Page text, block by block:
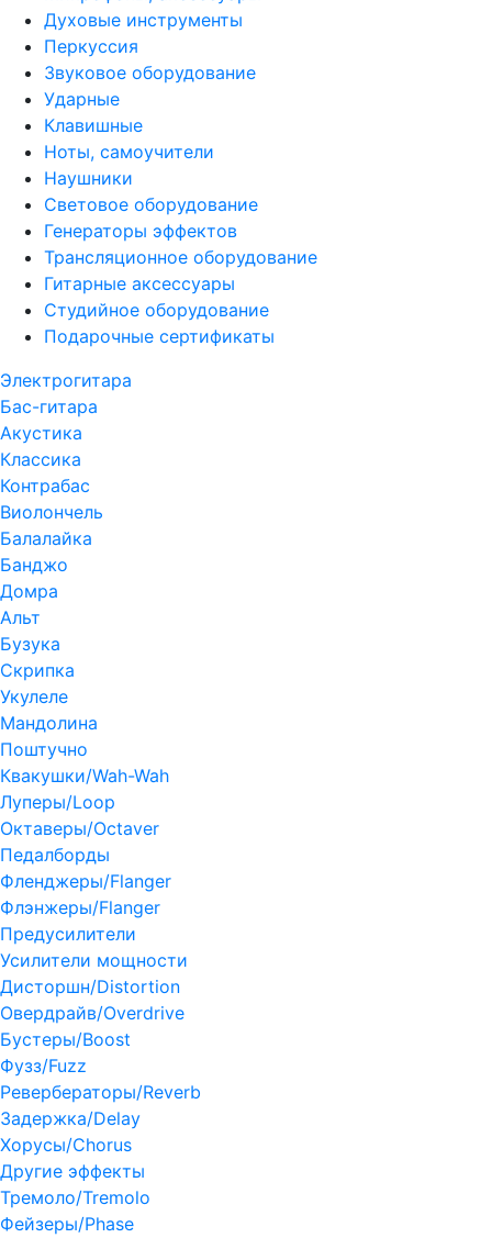
Духовые инструменты
Перкуссия
Звуковое оборудование
Ударные
Клавишные
Ноты, самоучители
Наушники
Световое оборудование
Генераторы эффектов
Трансляционное оборудование
Гитарные аксессуары
Студийное оборудование
Подарочные сертификаты
Электрогитара
Бас-гитара
Акустика
Классика
Контрабас
Виолончель
Балалайка
Банджо
Домра
Альт
Бузука
Скрипка
Укулеле
Мандолина
Поштучно
Квакушки/Wah-Wah
Луперы/Loop
Октаверы/Octaver
Педалборды
Фленджеры/Flanger
Флэнжеры/Flanger
Предусилители
Усилители мощности
Дисторшн/Distortion
Овердрайв/Overdrive
Бустеры/Boost
Фузз/Fuzz
Ревербераторы/Reverb
Задержка/Delay
Хорусы/Chorus
Другие эффекты
Тремоло/Tremolo
Фейзеры/Phase